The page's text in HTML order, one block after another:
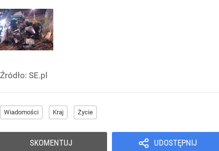
Źródło: SE.pl
Wiadomości Kraj Życie
UDOSTĘPNIJ
SKOMENTUJ